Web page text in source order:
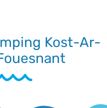
Kost-Ar-